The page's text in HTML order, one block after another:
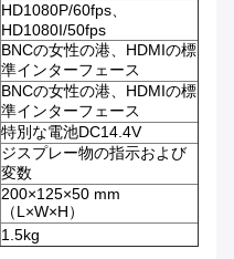
HD1080P/60fps、
HD1080I/50fps
BNCの女性の港、HDMIの標
準インターフェース
BNCの女性の港、HDMIの標
準インターフェース
特別な電池DC14.4V
ジスプレー物の指示および
変数
200×125×50 mm
（L×W×H）
1.5kg